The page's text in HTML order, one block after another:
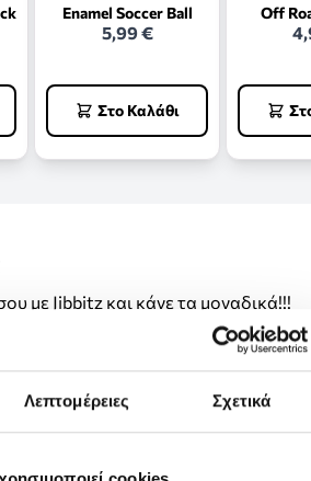
Λεπτομέρειες Σχετικά
Enamel Soccer Ball
5,99 €
Στο Καλάθι
Off
με Jibbitz και κάνε τα μοναδικά!!!
Jibbitz δεν γίνονται αλλαγές